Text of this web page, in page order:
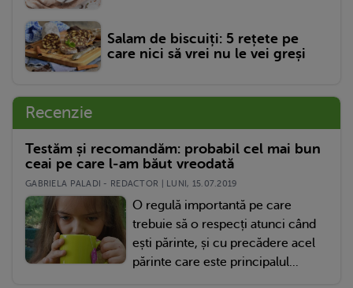
Salam de biscuiți: 5 rețete pe
care nici să vrei nu le vei greși
Recenzie
Testăm și recomandăm: probabil cel mai bun
ceai pe care l-am băut vreodată
GABRIELA PALADI - REDACTOR | LUNI, 15.07.2019
O regulă importantă pe care
trebuie să o respecți atunci când
ești părinte, și cu precădere acel
părinte care este principalul...